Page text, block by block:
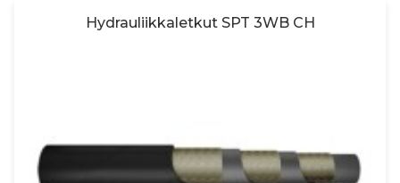
Hydrauliikkaletkut SPT 3WB CH